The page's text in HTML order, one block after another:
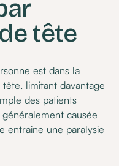
tête
est dans la
limitant davantage
des patients
causée
entraine une paralysie